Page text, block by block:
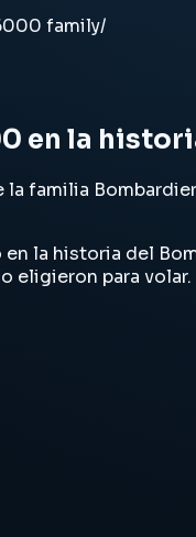
family/
en la
familia
la historia del
eligieron para volar.